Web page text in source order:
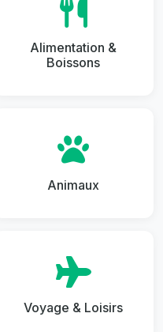
Alimentation &
Boissons
Animaux
Voyage & Loisirs